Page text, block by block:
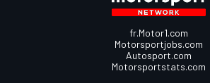
fr.Motor1.com
Motorsportjobs.com
Autosport.com
Motorsportstats.com